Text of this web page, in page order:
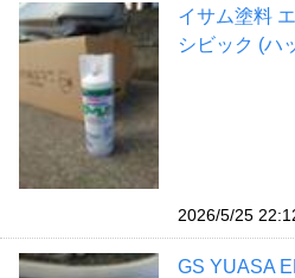
イサム塗料
シビック (ハ
2026/5/25
GS YUASA